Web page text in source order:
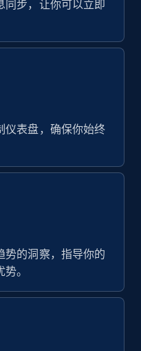
同步，让你可以立即
仪表盘，确保你始终
势的洞察，指导你的
。